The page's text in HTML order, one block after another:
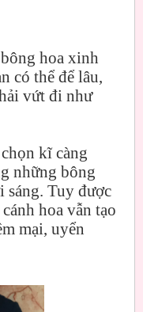
hoa xinh
có thể để lâu,
vứt đi như
kĩ càng
những bông
sáng. Tuy được
hoa vẫn tạo
mại, uyển